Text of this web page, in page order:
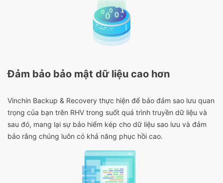
Đảm bảo bảo mật dữ liệu cao hơn
Vinchin Backup & Recovery thực hiện để bảo đảm sao lưu quan
trọng của bạn trên RHV trong suốt quá trình truyền dữ liệu và
sau đó, mang lại sự bảo hiểm kép cho dữ liệu sao lưu và đảm
bảo rằng chúng luôn có khả năng phục hồi cao.